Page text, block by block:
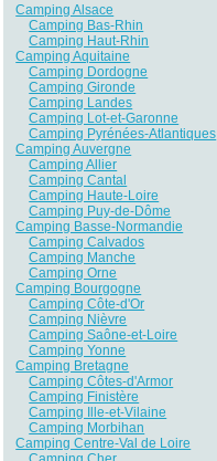
Camping Alsace
Camping Bas-Rhin
Camping Haut-Rhin
Camping Aquitaine
Camping Dordogne
Camping Gironde
Camping Landes
Camping Lot-et-Garonne
Camping Pyrénées-Atlantiques
Camping Auvergne
Camping Allier
Camping Cantal
Camping Haute-Loire
Camping Puy-de-Dôme
Camping Basse-Normandie
Camping Calvados
Camping Manche
Camping Orne
Camping Bourgogne
Camping Côte-d'Or
Camping Nièvre
Camping Saône-et-Loire
Camping Yonne
Camping Bretagne
Camping Côtes-d'Armor
Camping Finistère
Camping Ille-et-Vilaine
Camping Morbihan
Camping Centre-Val de Loire